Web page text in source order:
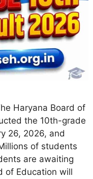
Haryana Board of
the 10th-grade
26, 2026, and
of students
are awaiting
of Education will